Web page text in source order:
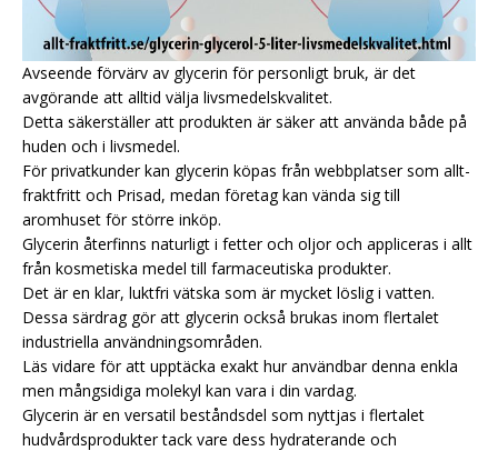
Avseende förvärv av glycerin för personligt bruk, är det
avgörande att alltid välja livsmedelskvalitet.
Detta säkerställer att produkten är säker att använda både på
huden och i livsmedel.
För privatkunder kan glycerin köpas från webbplatser som allt-
fraktfritt och Prisad, medan företag kan vända sig till
aromhuset för större inköp.
Glycerin återfinns naturligt i fetter och oljor och appliceras i allt
från kosmetiska medel till farmaceutiska produkter.
Det är en klar, luktfri vätska som är mycket löslig i vatten.
Dessa särdrag gör att glycerin också brukas inom flertalet
industriella användningsområden.
Läs vidare för att upptäcka exakt hur användbar denna enkla
men mångsidiga molekyl kan vara i din vardag.
Glycerin är en versatil beståndsdel som nyttjas i flertalet
hudvårdsprodukter tack vare dess hydraterande och